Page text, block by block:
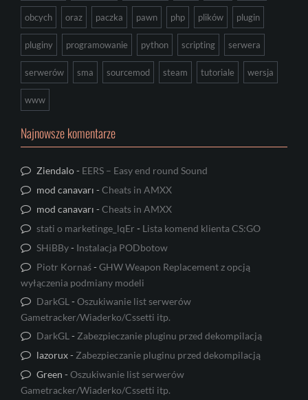
obcych oraz paczka pawn php plików plugin
pluginy programowanie python scripting serwera
serwerów sma sourcemod steam tutoriale wersja
www
Najnowsze komentarze
Ziendalo- EERS – Easy end round Sound
mod canavarı -Cheats in AMXX
mod canavarı -Cheats in AMXX
stati o marketinge_lqEr - Lista komend klienta CS:GO
SHiBBy- Instalacja PODbotow
Piotr Kornaś-GHW Weapon Replacement z opcją
wyłączenia podmiany modeli
DarkGL -Oszukiwanie list serwerów
Gametracker/Wiaderko/Cssetti itp.
DarkGL - Zabezpieczanie pluginu przed dekompilacją
lazorux- Zabezpieczanie pluginu przed dekompilacją
Green -Oszukiwanie list serwerów
Gametracker/Wiaderko/Cssetti itp.